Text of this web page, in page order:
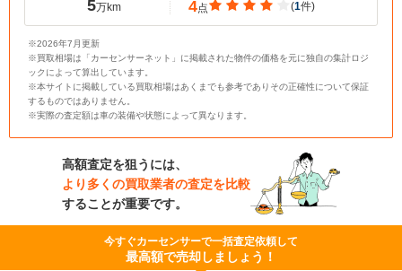
5万km 4点 (1件)
※2026年7月更新
※買取相場は「カーセンサーネット」に掲載された物件の価格を元に独自の集計ロジ
ックによって算出しています。
※本サイトに掲載している買取相場はあくまでも参考でありその正確性について保証
するものではありません。
※実際の査定額は車の装備や状態によって異なります。
高額査定を狙うには、
より多くの買取業者の査定を比較
することが重要です。
今すぐカーセンサーで一括査定依頼して
最高額で売却しましょう！